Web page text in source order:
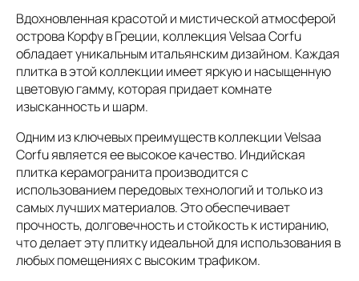
Вдохновленная красотой и мистической атмосферой
острова Корфу в Греции, коллекция Velsaa Corfu
обладает уникальным итальянским дизайном. Каждая
плитка в этой коллекции имеет яркую и насыщенную
цветовую гамму, которая придает комнате
изысканность и шарм.
Одним из ключевых преимуществ коллекции Velsaa
Corfu является ее высокое качество. Индийская
плитка керамогранита производится с
использованием передовых технологий и только из
самых лучших материалов. Это обеспечивает
прочность, долговечность и стойкость к истиранию,
что делает эту плитку идеальной для использования в
любых помещениях с высоким трафиком.